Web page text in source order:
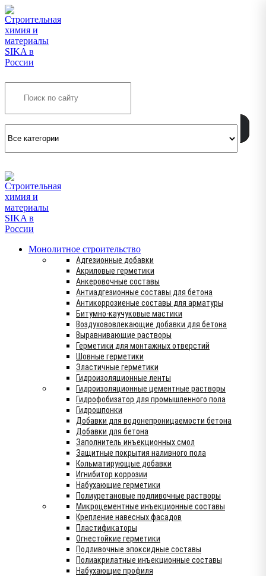
Монолитное строительство
Адгезионные добавки
Акриловые герметики
Анкеровочные составы
Антиадгезионные составы для бетона
Антикоррозиеные составы для арматуры
Битумно-каучуковые мастики
Воздухововлекающие добавки для бетона
Выравнивающие растворы
Герметики для монтажных отверстий
Шовные герметики
Эластичные герметики
Гидроизоляционные ленты
Гидроизоляционные цементные растворы
Гидрофобизатор для промышленного пола
Гидрошпонки
Добавки для водонепроницаемости бетона
Добавки для бетона
Заполнитель инъекционных смол
Защитные покрытия наливного пола
Кольматирующые добавки
Игнибитор коррозии
Набухающие герметики
Полиуретановые подливочные растворы
Микроцементные инъекционные составы
Крепление навесных фасадов
Пластификаторы
Огнестойкие герметики
Подливочные эпоксидные составы
Полиакрилатные инъекционные составы
Набухающие профиля